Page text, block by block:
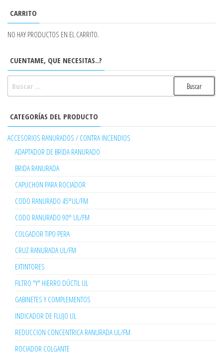
CARRITO
NO HAY PRODUCTOS EN EL CARRITO.
CUENTAME, QUE NECESITAS..?
CATEGORÍAS DEL PRODUCTO
ACCESORIOS RANURADOS / CONTRA INCENDIOS
ADAPTADOR DE BRIDA RANURADO
BRIDA RANURADA
CAPUCHON PARA ROCIADOR
CODO RANURADO 45°UL/FM
CODO RANURADO 90° UL/FM
COLGADOR TIPO PERA
CRUZ RANURADA UL/FM
EXTINTORES
FILTRO "Y" HIERRO DÚCTIL UL
GABINETES Y COMPLEMENTOS
INDICADOR DE FLUJO UL
REDUCCION CONCENTRICA RANURADA UL/FM
ROCIADOR COLGANTE